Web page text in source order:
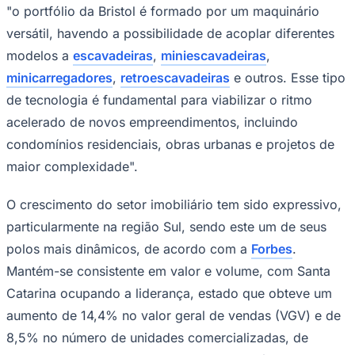
nas fundações, que são a base de qualquer estrutura.
Hoje, não dá mais para depender de métodos artesanais
ou pouco padronizados. Além disso, há um ganho
grande em segurança e integração com outras
máquinas, comoescavadeiraseguindastes, o que
mostra como a construção civil está cada vez mais
mecanizada". Esse desempenho impacta desde
incorporadoras até fabricantes de equipamentos.
Nesse contexto, a Bristol, indústria deperfuratrizes,
rompedoreseimplementos agrícolas, fornece soluções
para a execução das obras, especialmente nas etapas
iniciais, como em fundações. Seus implementos
hidráulicos são utilizados na construção civil para a
execução de estacas, microestacas e outros, com
opções para diferentes tipos de solo. Abreu afirma que